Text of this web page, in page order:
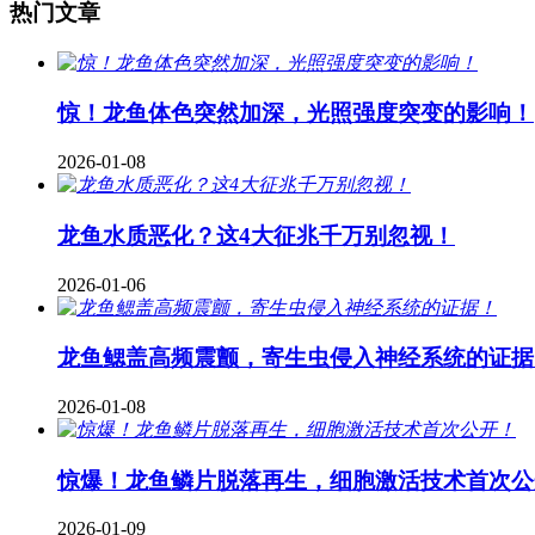
热门文章
惊！龙鱼体色突然加深，光照强度突变的影响！
2026-01-08
龙鱼水质恶化？这4大征兆千万别忽视！
2026-01-06
龙鱼鳃盖高频震颤，寄生虫侵入神经系统的证
2026-01-08
惊爆！龙鱼鳞片脱落再生，细胞激活技术首次
2026-01-09